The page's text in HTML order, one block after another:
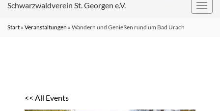
Schwarzwaldverein St. Georgen e.V.
Start » Veranstaltungen » Wandern und Genießen rund um Bad Urach
<< All Events